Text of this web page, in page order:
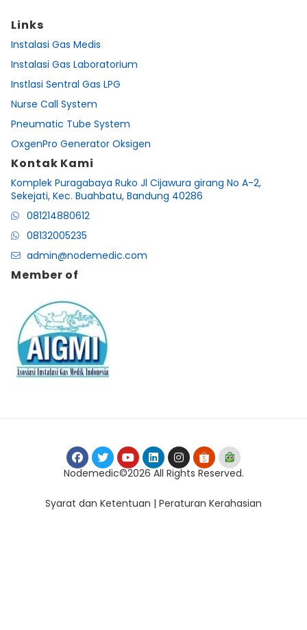
Links
Instalasi Gas Medis
Instalasi Gas Laboratorium
Instlasi Sentral Gas LPG
Nurse Call System
Pneumatic Tube System
OxgenPro Generator Oksigen
Kontak Kami
Komplek Puragabaya Ruko Jl Cijawura girang No A-2,
Sekejati, Kec. Buahbatu, Bandung 40286
081214880612
08132005235
admin@nodemedic.com
Member of
Nodemedic©2026 All Rights Reserved.
Syarat dan Ketentuan | Peraturan Kerahasian